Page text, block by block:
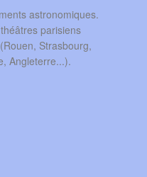
astronomiques.
parisiens
Strasbourg,
Angleterre...).